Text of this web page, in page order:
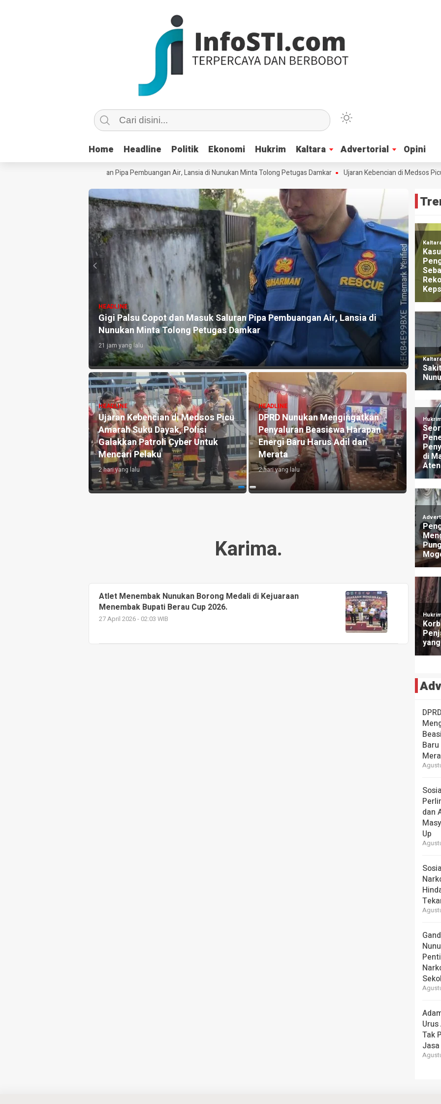
Home Headline Politik Ekonomi Hukrim Kaltara Advertorial Opini
Home Headline Politik Ekonomi Hukrim Kaltara Advertorial Opini
Copot dan Masuk Saluran Pipa Pembuangan Air, Lansia di Nunukan Minta Tolong Petugas Damkar Ujaran Kebencian di Medsos Picu
HEADLINE
Sosialisasikan Perda Perlindungan Perempuan dan Anak, Said Hasan
Ajak Masyarakat Berani Speak Up
2 hari yang lalu
HEADLINE
Sosialisasikan Perda Anti
Narkoba, Tri Wahyuni : Hindari
Godaan dan Tekanan Teman
Sebaya
2 hari yang lalu
HEADLINE
Pasokan BBM ke Nunukan
Sempat Terhenti Akibat Cuaca
Buruk, Bensin Sempat Dibanderol
Rp 40.000/Liter
3 hari yang lalu
21
2 hari
Karima.
Atlet Menembak Nunukan Borong Medali di Kejuaraan
Menembak Bupati Berau Cup 2026.
27 April 2026 - 02:03 WIB
dan
Up
Tak